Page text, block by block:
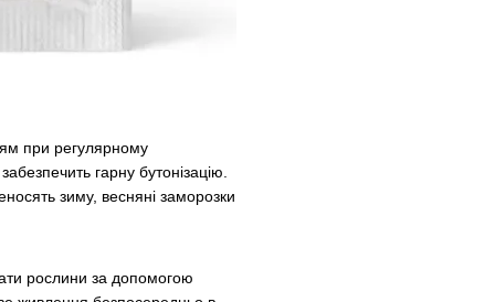
при регулярному
гарну бутонізацію.
зиму, весняні заморозки
рослини за допомогою